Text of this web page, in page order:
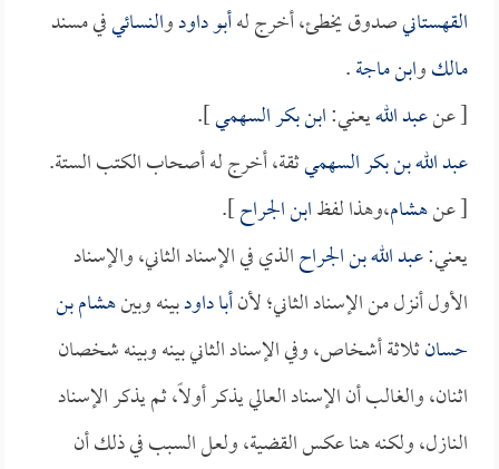
القهستانيصدوق يخطئ، أخرج لهأبو داودوالنسائيفي مسند
مالكوابن ماجة.
[ عنعبد اللهيعني:ابن بكر السهمي].
عبد الله بن بكر السهميثقة، أخرج له أصحاب الكتب الستة.
[ عنهشام،وهذا لفظابن الجراح].
يعني:عبد الله بن الجراحالذي في الإسناد الثاني، والإسناد
الأول أنزل من الإسناد الثاني؛ لأنأبا داودبينه وبينهشام بن
حسانثلاثة أشخاص، وفي الإسناد الثاني بينه وبينه شخصان
اثنان، والغالب أن الإسناد العالي يذكر أولاً، ثم يذكر الإسناد
النازل، ولكنه هنا عكس القضية، ولعل السبب في ذلك أن